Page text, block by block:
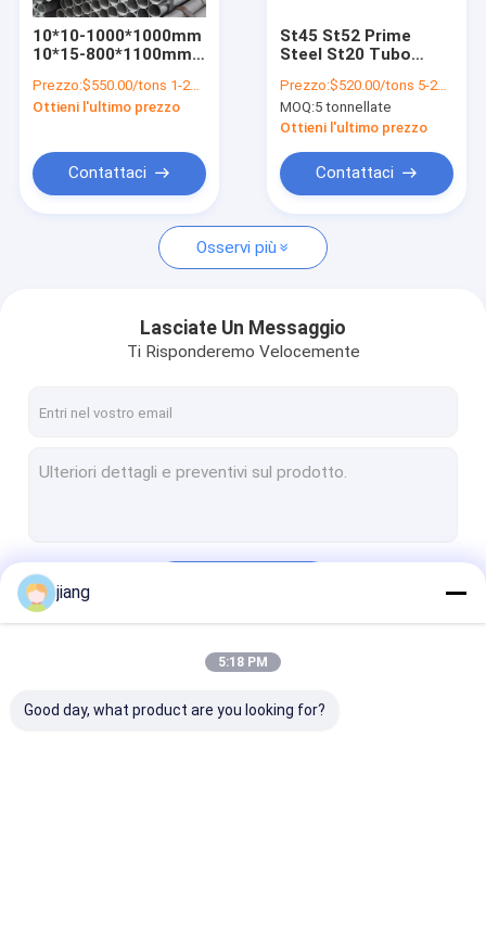
Controllo di qualità
Richiedere un preventivo
Fogli di bobina galvanizzata
Placca laminata a caldo
Fogli di acciaio laminati a freddo
prodotti di rame
10*10-1000*1000mm
10*15-800*1100mm
Tubo in acciaio
galvanizzato per il
Prezzo:$550.00/tons 1-24 tons
Ottieni l'ultimo prezzo
Contattaci
St45 St52 Prime
Steel St20 Tubo
Tubo in acciaio a
basso tenore di
carbonio in peso
Prezzo:$520.00/tons 5-24 tons
MOQ:5 tonnellate
Ottieni l'ultimo prezzo
Contattaci
Osservi più
Lasciate Un Messaggio
Ti Risponderemo Velocemente
jiang
5:18 PM
Good day, what product are you looking for?